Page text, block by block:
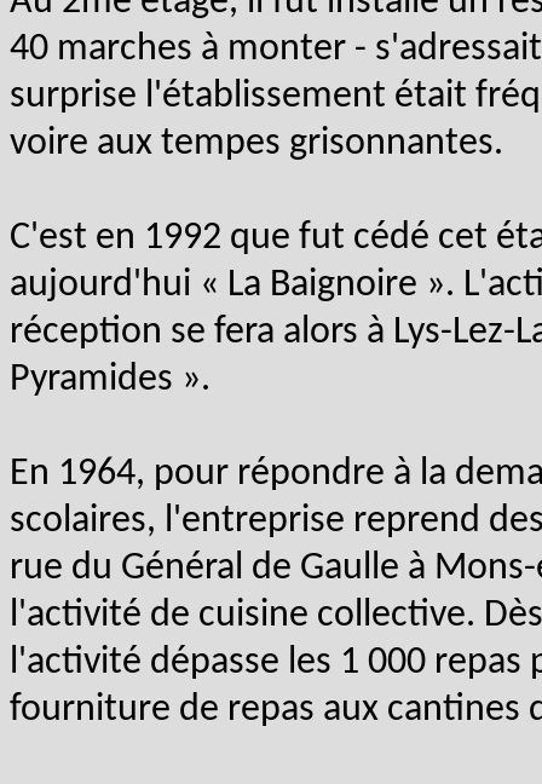
40 marches à monter -
surprise l'établissement était
voire aux tempes grisonnantes.
C'est en 1992 que fut cédé cet
aujourd'hui « La Baignoire ».
réception se fera alors à Lys-Lez-
Pyramides ».
En 1964, pour répondre à la
scolaires, l'entreprise reprend
rue du Général de Gaulle à
l'activité de cuisine collective.
l'activité dépasse les 1 000
fourniture de repas aux cantines